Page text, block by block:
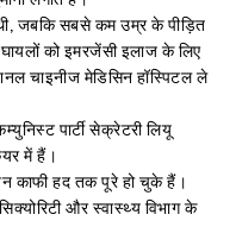
जबकि सबसे कम उम्र के पीड़ित
को इमरजेंसी इलाज के लिए
चाइनीज मेडिसिन हॉस्पिटल ले
पार्टी सेक्रेटरी लियू
में हैं।
काफी हद तक पूरे हो चुके हैं।
और स्वास्थ्य विभाग के